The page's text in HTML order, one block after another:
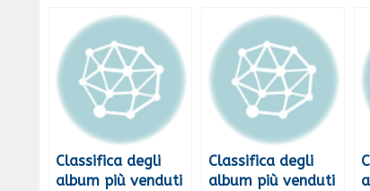
Classifica degli
album più venduti
Classifica degli
album più venduti